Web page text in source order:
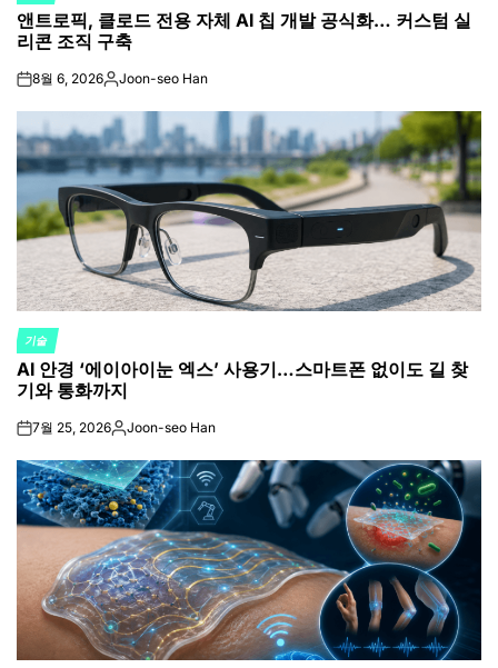
IN
앤트로픽, 클로드 전용 자체 AI 칩 개발 공식화… 커스텀 실
리콘 조직 구축
on8월 6, 2026Posted
Joon-seo Han
POSTED
IN
기술
AI 안경 ‘에이아이눈 엑스’ 사용기…스마트폰 없이도 길 찾
기와 통화까지
on7월 25, 2026Posted
Joon-seo Han